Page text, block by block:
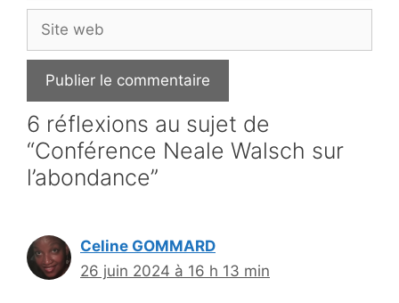
web
6 réflexions au sujet de
“Conférence Neale Walsch sur
l’abondance”
Celine GOMMARD
26 juin 2024 à 16 h 13 min